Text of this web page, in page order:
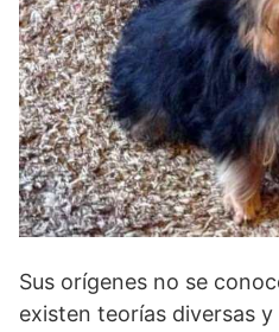
Sus orígenes no se
existen teorías diversas